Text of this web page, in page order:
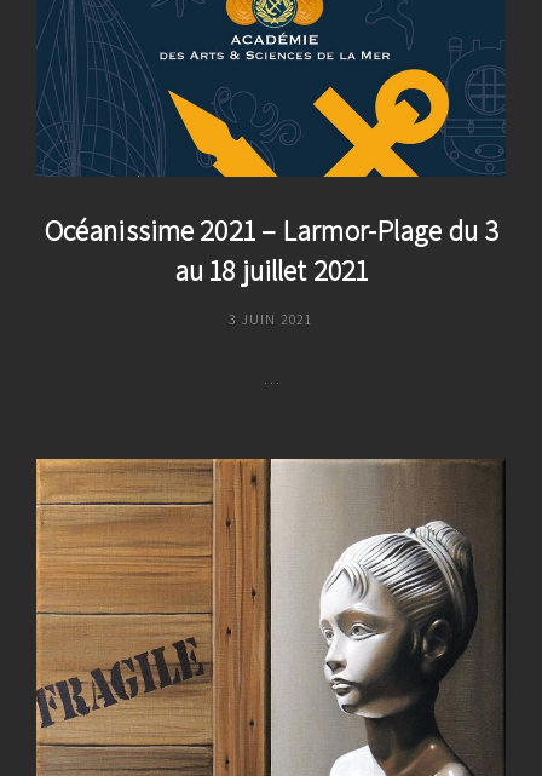
RIEC-
SUR-
Et
ERQUY
–
Et
Août
2022
Océanissime 2021 – Larmor-Plage du 3
au 18 juillet 2021
POSTED
3 JUIN 2021
…
–
Larmor-
Plage
Du
Au
18
Juillet